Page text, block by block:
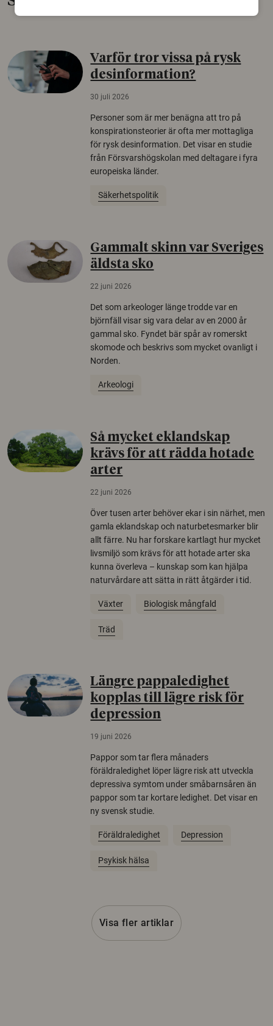
Varför tror vissa på rysk
desinformation?
30 juli 2026
Personer som är mer benägna att tro på
konspirationsteorier är ofta mer mottagliga
för rysk desinformation. Det visar en studie
från Försvarshögskolan med deltagare i fyra
europeiska länder.
Säkerhetspolitik
Gammalt skinn var Sveriges
äldsta sko
22 juni 2026
Det som arkeologer länge trodde var en
björnfäll visar sig vara delar av en 2000 år
gammal sko. Fyndet bär spår av romerskt
skomode och beskrivs som mycket ovanligt i
Norden.
Arkeologi
Så mycket eklandskap
krävs för att rädda hotade
arter
22 juni 2026
Över tusen arter behöver ekar i sin närhet, men
gamla eklandskap och naturbetesmarker blir
allt färre. Nu har forskare kartlagt hur mycket
livsmiljö som krävs för att hotade arter ska
kunna överleva – kunskap som kan hjälpa
naturvårdare att sätta in rätt åtgärder i tid.
Växter Biologisk mångfald
Träd
Längre pappaledighet
kopplas till lägre risk för
depression
19 juni 2026
Pappor som tar flera månaders
föräldraledighet löper lägre risk att utveckla
depressiva symtom under småbarnsåren än
pappor som tar kortare ledighet. Det visar en
ny svensk studie.
Föräldraledighet Depression
Psykisk hälsa
Visa fler artiklar